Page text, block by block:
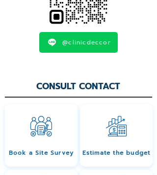
@clinicdeccor
CONSULT CONTACT
Book a Site Survey Estimate the budget